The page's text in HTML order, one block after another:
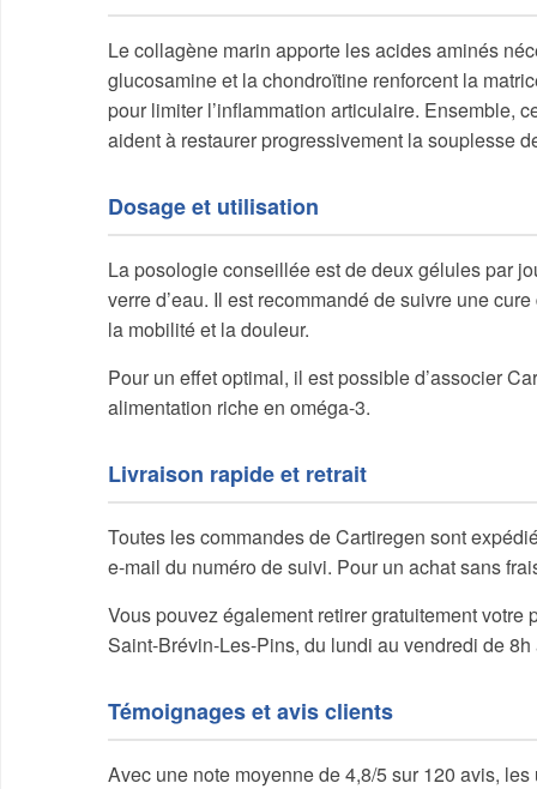
Le collagène marin apporte les acides aminés
glucosamine et la chondroïtine renforcent la
pour limiter l’inflammation articulaire. Ensemble,
aident à restaurer progressivement la souplesse
Dosage et utilisation
La posologie conseillée est de deux gélules par
verre d’eau. Il est recommandé de suivre une
la mobilité et la douleur.
Pour un effet optimal, il est possible d’associer
alimentation riche en oméga-3.
Livraison rapide et retrait
Toutes les commandes de Cartiregen sont
e-mail du numéro de suivi. Pour un achat sans
Vous pouvez également retirer gratuitement
Saint-Brévin-Les-Pins, du lundi au vendredi de 8h
Témoignages et avis clients
Avec une note moyenne de 4,8/5 sur 120 avis,